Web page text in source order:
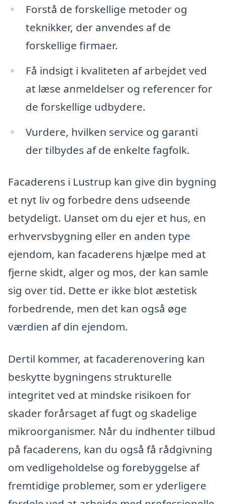
Forstå de forskellige metoder og
teknikker, der anvendes af de
forskellige firmaer.
Få indsigt i kvaliteten af arbejdet ved
at læse anmeldelser og referencer for
de forskellige udbydere.
Vurdere, hvilken service og garanti
der tilbydes af de enkelte fagfolk.
Facaderens i Lustrup kan give din bygning
et nyt liv og forbedre dens udseende
betydeligt. Uanset om du ejer et hus, en
erhvervsbygning eller en anden type
ejendom, kan facaderens hjælpe med at
fjerne skidt, alger og mos, der kan samle
sig over tid. Dette er ikke blot æstetisk
forbedrende, men det kan også øge
værdien af din ejendom.
Dertil kommer, at facaderenovering kan
beskytte bygningens strukturelle
integritet ved at mindske risikoen for
skader forårsaget af fugt og skadelige
mikroorganismer. Når du indhenter tilbud
på facaderens, kan du også få rådgivning
om vedligeholdelse og forebyggelse af
fremtidige problemer, som er yderligere